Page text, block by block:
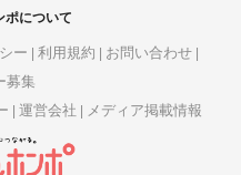
ポについて
ー 利用規約
お問い合わせ
募集
運営会社 メディア掲載情報